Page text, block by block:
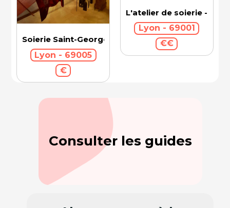
Soierie Saint-Georges
Lyon - 69005
€
L'atelier de soierie -
Lyon - 69001
€€
Consulter les guides